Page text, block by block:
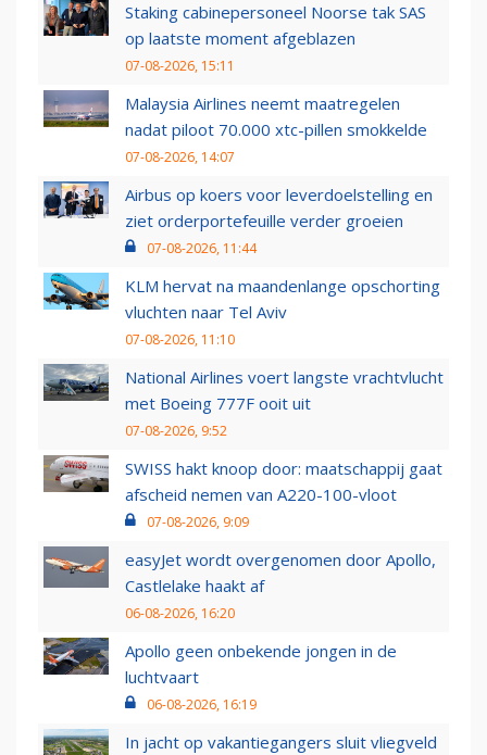
Staking cabinepersoneel Noorse tak SAS
op laatste moment afgeblazen
07-08-2026, 15:11
Malaysia Airlines neemt maatregelen
nadat piloot 70.000 xtc-pillen smokkelde
07-08-2026, 14:07
Airbus op koers voor leverdoelstelling en
ziet orderportefeuille verder groeien
07-08-2026, 11:44
KLM hervat na maandenlange opschorting
vluchten naar Tel Aviv
07-08-2026, 11:10
National Airlines voert langste vrachtvlucht
met Boeing 777F ooit uit
07-08-2026, 9:52
SWISS hakt knoop door: maatschappij gaat
afscheid nemen van A220-100-vloot
07-08-2026, 9:09
easyJet wordt overgenomen door Apollo,
Castlelake haakt af
06-08-2026, 16:20
Apollo geen onbekende jongen in de
luchtvaart
06-08-2026, 16:19
In jacht op vakantiegangers sluit vliegveld